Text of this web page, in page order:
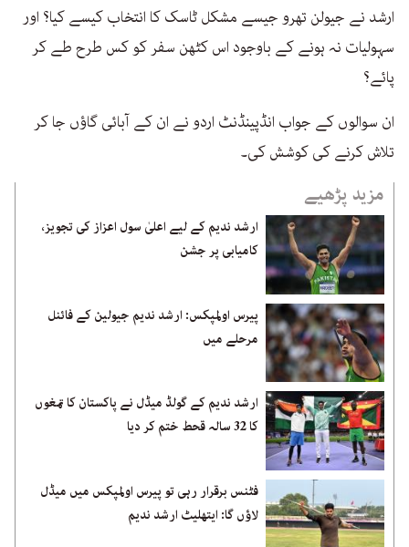
ارشد نے جیولن تھرو جیسے مشکل ٹاسک کا انتخاب کیسے کیا؟ اور
سہولیات نہ ہونے کے باوجود اس کٹھن سفر کو کس طرح طے کر
پائے؟
ان سوالوں کے جواب انڈپینڈنٹ اردو نے ان کے آبائی گاؤں جا کر
تلاش کرنے کی کوشش کی۔
مزید پڑھیے
ارشد ندیم کے لیے اعلیٰ سول اعزاز کی تجویز،
کامیابی پر جشن
پیرس اولمپکس: ارشد ندیم جیولین کے فائنل
مرحلے میں
ارشد ندیم کے گولڈ میڈل نے پاکستان کا تمغوں
کا 32 سالہ قحط ختم کر دیا
فٹنس برقرار رہی تو پیرس اولمپکس میں میڈل
لاؤں گا: ایتھلیٹ ارشد ندیم